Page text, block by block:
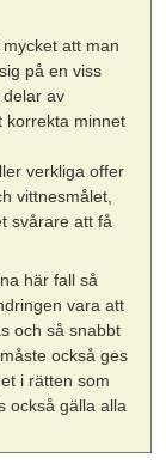
att man
på en viss
av
korrekta minnet
verkliga offer
vittnesmålet,
svårare att få
här fall så
vara att
och så snabbt
också ges
i rätten som
också gälla alla